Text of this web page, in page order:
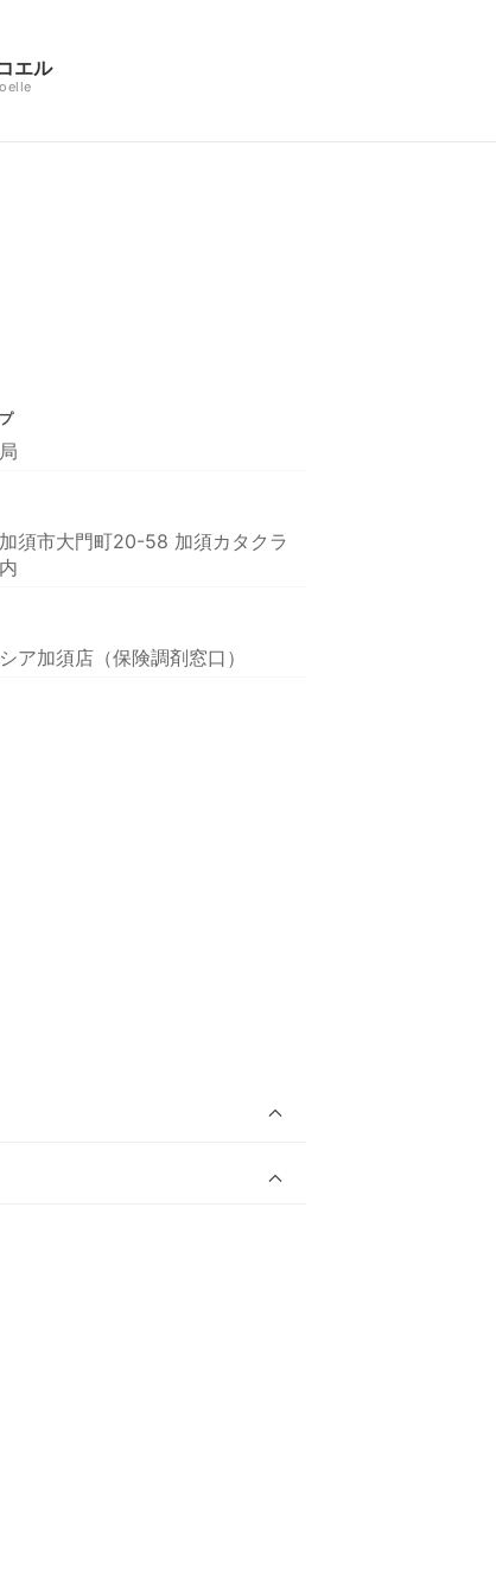
エル
須市大門町20-58 加須カタクラ
ア加須店（保険調剤窓口）